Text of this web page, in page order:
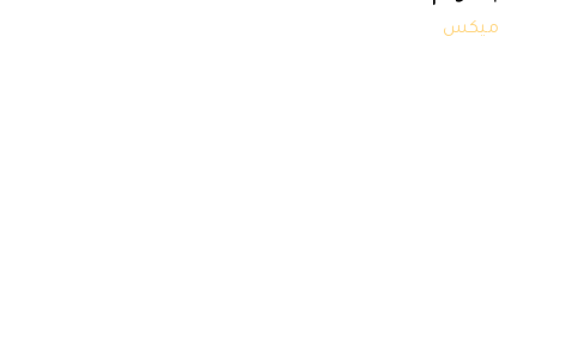
ميكس